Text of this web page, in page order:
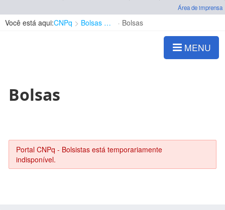
Área de imprensa
Você está aqui:CNPq Bolsas e Auxílios Vigentes Bolsas
MENU
Bolsas
Portal CNPq - Bolsistas está temporariamente
indisponível.